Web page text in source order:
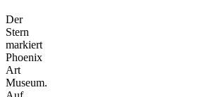
Der
Stern
markiert
Phoenix
Art
Museum.